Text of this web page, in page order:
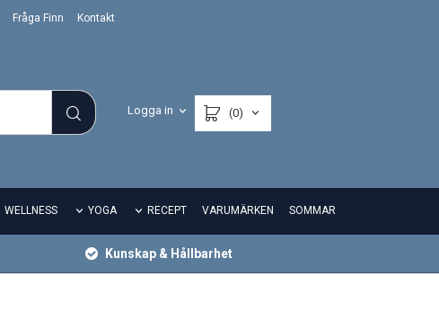
Fråga Finn Kontakt
Logga in (0)
WELLNESS YOGA RECEPT VARUMÄRKEN SOMMAR
Kunskap & Hållbarhet